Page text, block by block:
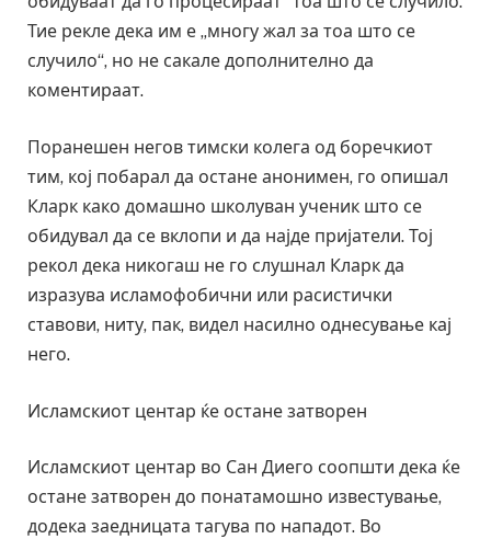
Тие рекле дека им е „многу жал за тоа што се
случило“, но не сакале дополнително да
коментираат.
Поранешен негов тимски колега од боречкиот
тим, кој побарал да остане анонимен, го опишал
Кларк како домашно школуван ученик што се
обидувал да се вклопи и да најде пријатели. Тој
рекол дека никогаш не го слушнал Кларк да
изразува исламофобични или расистички
ставови, ниту, пак, видел насилно однесување кај
него.
Исламскиот центар ќе остане затворен
Исламскиот центар во Сан Диего соопшти дека ќе
остане затворен до понатамошно известување,
додека заедницата тагува по нападот. Во